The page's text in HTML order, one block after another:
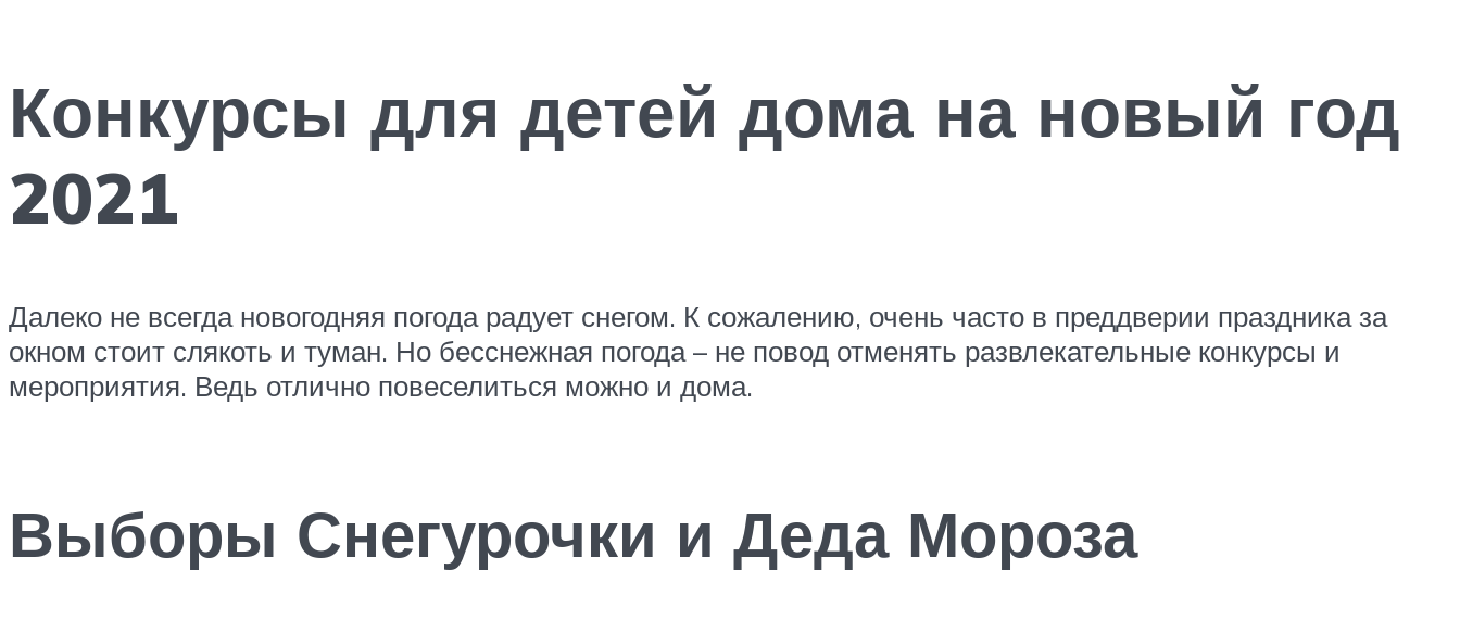
Конкурсы для детей дома на новый год
2021
Далеко не всегда новогодняя погода радует снегом. К сожалению, очень часто в преддверии праздника за
окном стоит слякоть и туман. Но бесснежная погода – не повод отменять развлекательные конкурсы и
мероприятия. Ведь отлично повеселиться можно и дома.
Выборы Снегурочки и Деда Мороза